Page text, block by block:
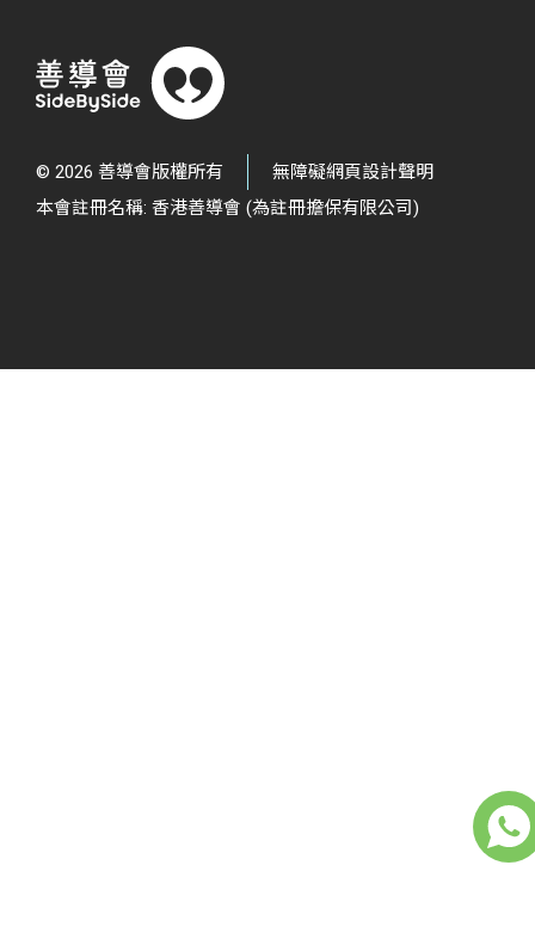
© 2026 善導會版權所有
無障礙網頁設計聲明
本會註冊名稱: 香港善導會 (為註冊擔保有限公司)